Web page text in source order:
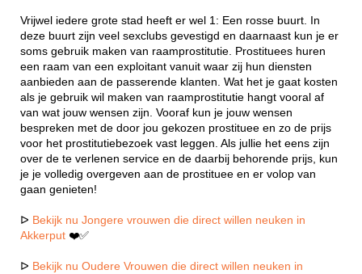
Vrijwel iedere grote stad heeft er wel 1: Een rosse buurt. In
deze buurt zijn veel sexclubs gevestigd en daarnaast kun je er
soms gebruik maken van raamprostitutie. Prostituees huren
een raam van een exploitant vanuit waar zij hun diensten
aanbieden aan de passerende klanten. Wat het je gaat kosten
als je gebruik wil maken van raamprostitutie hangt vooral af
van wat jouw wensen zijn. Vooraf kun je jouw wensen
bespreken met de door jou gekozen prostituee en zo de prijs
voor het prostitutiebezoek vast leggen. Als jullie het eens zijn
over de te verlenen service en de daarbij behorende prijs, kun
je je volledig overgeven aan de prostituee en er volop van
gaan genieten!
ᐅ Bekijk nu Jongere vrouwen die direct willen neuken in
Akkerput ❤️✅
ᐅ Bekijk nu Oudere Vrouwen die direct willen neuken in